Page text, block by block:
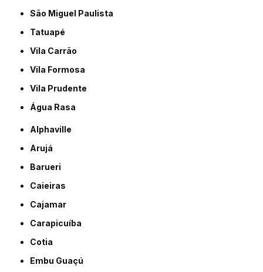
São Miguel Paulista
Tatuapé
Vila Carrão
Vila Formosa
Vila Prudente
Água Rasa
Alphaville
Arujá
Barueri
Caieiras
Cajamar
Carapicuíba
Cotia
Embu Guaçú